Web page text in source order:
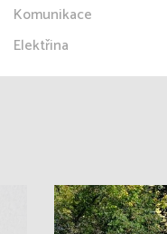
Komunikace
Elektřina